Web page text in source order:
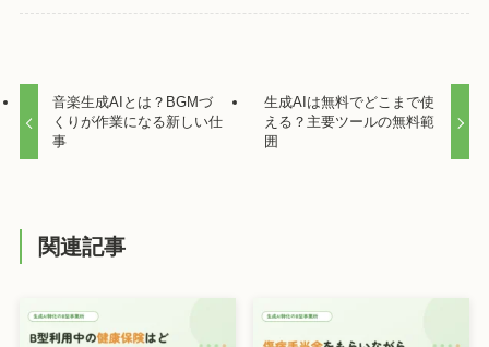
音楽生成AIとは？BGMづ
くりが作業になる新しい仕
事
生成AIは無料でどこまで使
える？主要ツールの無料範
囲
関連記事